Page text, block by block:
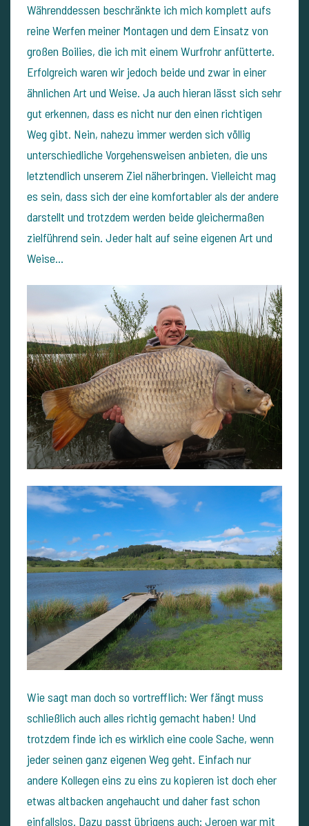
Währenddessen beschränkte ich mich komplett aufs
reine Werfen meiner Montagen und dem Einsatz von
großen Boilies, die ich mit einem Wurfrohr anfütterte.
Erfolgreich waren wir jedoch beide und zwar in einer
ähnlichen Art und Weise. Ja auch hieran lässt sich sehr
gut erkennen, dass es nicht nur den einen richtigen
Weg gibt. Nein, nahezu immer werden sich völlig
unterschiedliche Vorgehensweisen anbieten, die uns
letztendlich unserem Ziel näherbringen. Vielleicht mag
es sein, dass sich der eine komfortabler als der andere
darstellt und trotzdem werden beide gleichermaßen
zielführend sein. Jeder halt auf seine eigenen Art und
Weise…
Wie sagt man doch so vortrefflich: Wer fängt muss
schließlich auch alles richtig gemacht haben! Und
trotzdem finde ich es wirklich eine coole Sache, wenn
jeder seinen ganz eigenen Weg geht. Einfach nur
andere Kollegen eins zu eins zu kopieren ist doch eher
etwas altbacken angehaucht und daher fast schon
einfallslos. Dazu passt übrigens auch: Jeroen war mit